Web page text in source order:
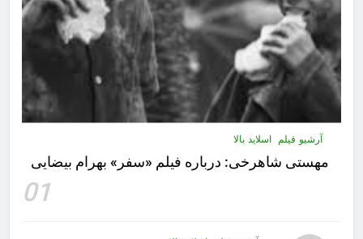
آرشیو فیلم اسلاید بالا
مهستى شاهرخى:‌ درباره فيلم «سفر» بهرام بیضایی
01